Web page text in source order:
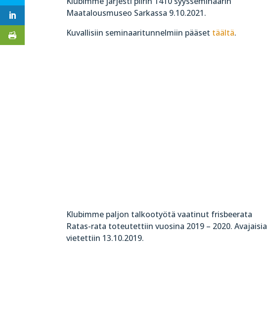
Maatalousmuseo Sarkassa 9.10.2021.
Kuvallisiin seminaaritunnelmiin pääset täältä.
Klubimme paljon talkootyötä vaatinut frisbeerata
Ratas-rata toteutettiin vuosina 2019 – 2020. Avajaisia
vietettiin 13.10.2019.